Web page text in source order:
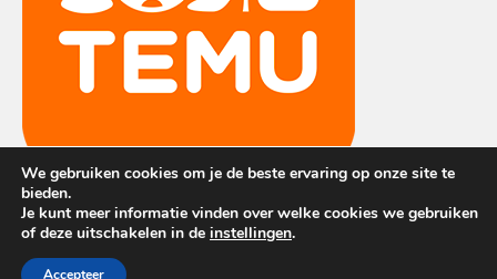
Copyright © 2026
We gebruiken cookies om je de beste ervaring op onze site te
bieden.
Je kunt meer informatie vinden over welke cookies we gebruiken
of deze uitschakelen in de instellingen.
Accepteer